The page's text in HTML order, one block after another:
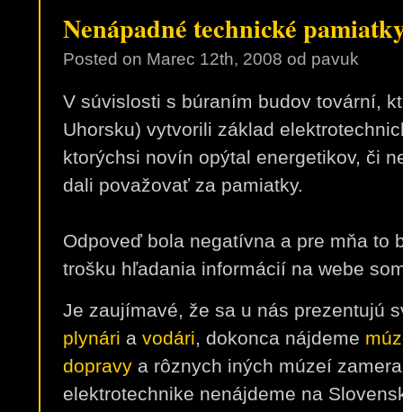
Nenápadné technické
Posted on Marec 12th, 2008 od pavuk
V súvislosti s búraním budov tovární,
Uhorsku) vytvorili základ
ktorýchsi novín opýtal energetikov, či
dali považovať za pamiatky.
Odpoveď bola negatívna a pre mňa to
trošku hľadania informácií na webe
Je zaujímavé, že sa u nás prezentujú
plynári a vodári, dokonca nájdeme
dopravy a rôznych iných múzeí
elektrotechnike nenájdeme na